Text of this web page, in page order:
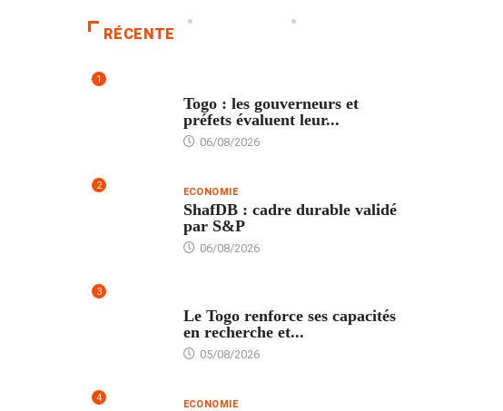
RÉCENTE
1
Togo : les gouverneurs et
préfets évaluent leur...
06/08/2026
2 ECONOMIE
ShafDB : cadre durable validé
par S&P
06/08/2026
3
Le Togo renforce ses capacités
en recherche et...
05/08/2026
4 ECONOMIE